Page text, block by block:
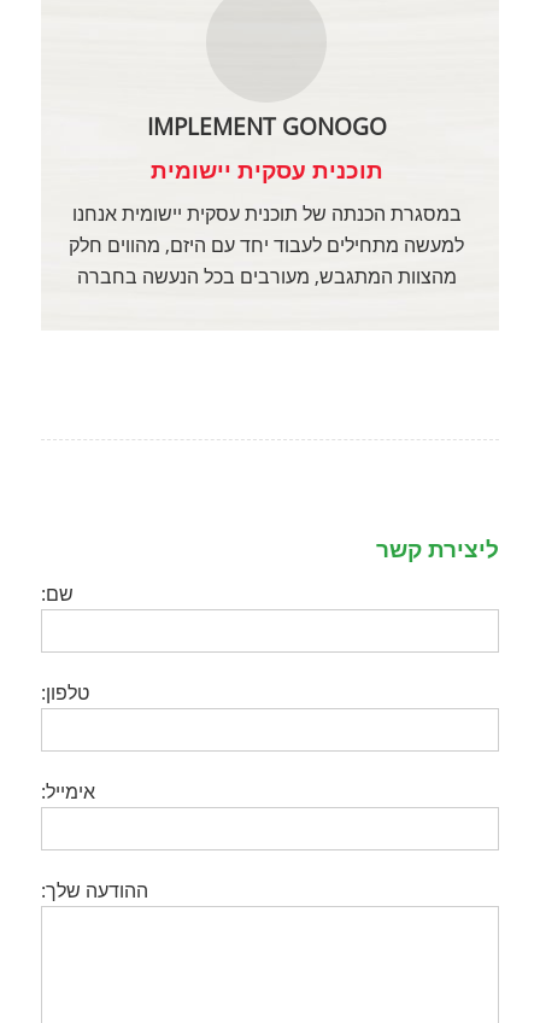
IMPLEMENT GONOGO
תוכנית עסקית יישומית
במסגרת הכנתה של תוכנית עסקית יישומית אנחנו
למעשה מתחילים לעבוד יחד עם היזם, מהווים חלק
מהצוות המתגבש, מעורבים בכל הנעשה בחברה
ליצירת קשר
שם:
טלפון:
אימייל:
ההודעה שלך: